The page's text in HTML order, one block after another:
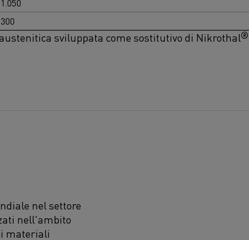
1.050
300
sviluppata come sostitutivo di Nikrothal®
nel settore
nell'ambito
materiali